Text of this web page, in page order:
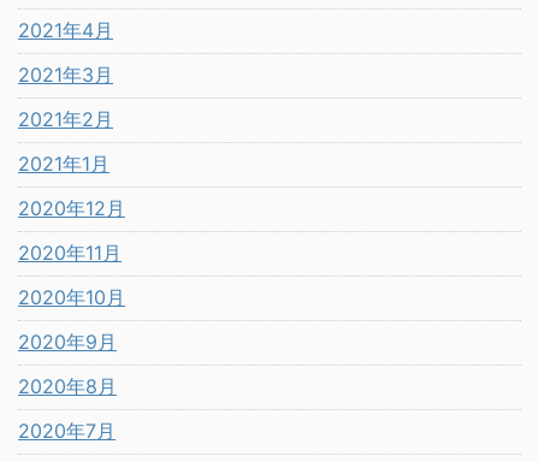
2021年4月
2021年3月
2021年2月
2021年1月
2020年12月
2020年11月
2020年10月
2020年9月
2020年8月
2020年7月